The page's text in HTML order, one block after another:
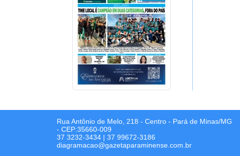
Rua Antônio de Melo, 218 - Centro - Pará de Minas/MG
- CEP:35660-009
37 3232-3434 | 37 99672-3186
diagramacao@gazetaparaminense.com.br